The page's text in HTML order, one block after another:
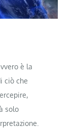
è la
ciò che
solo